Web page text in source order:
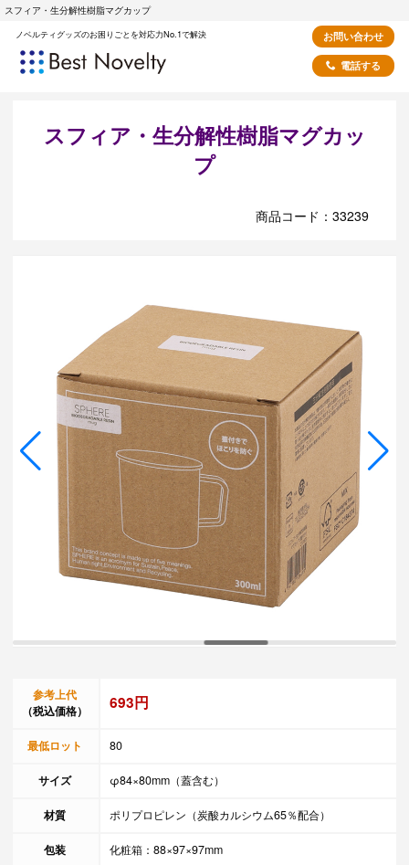
スフィア・生分解性樹脂マグカップ
ノベルティグッズのお困りごとを対応力No.1で解決
お問い合わせ
電話する
スフィア・生分解性樹脂マグカッ
プ
商品コード：33239
参考上代
（税込価格）
693円
最低ロット 80
サイズ φ84×80mm（蓋含む）
材質 ポリプロピレン（炭酸カルシウム65％配合）
包装 化粧箱：88×97×97mm